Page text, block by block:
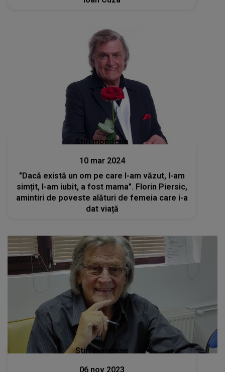
Stiri mondene
10 mar 2024
"Dacă există un om pe care l-am văzut, l-am
simțit, l-am iubit, a fost mama". Florin Piersic,
amintiri de poveste alături de femeia care i-a
dat viață
Stiri mondene
06 nov 2023